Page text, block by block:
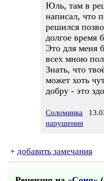
Юль, там в
написал, что
решился
долгое время
Это для меня
всех мною
Знать, что
может хоть
добру - это
Соломинка
нарушении
+ добавить замечания